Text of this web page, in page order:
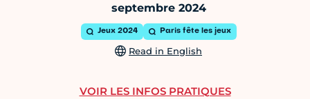
septembre 2024
Jeux 2024 Paris fête les jeux
Read in English
VOIR LES INFOS PRATIQUES